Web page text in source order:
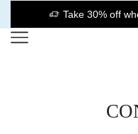
Take 30% off